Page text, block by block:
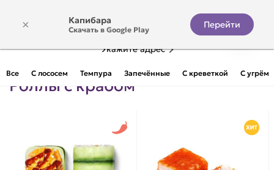
Укажите адрес
Все С лососем Темпура Запечённые С креветкой С угрём
Роллы с крабом
× Капибара
Скачать в Google Play Перейти